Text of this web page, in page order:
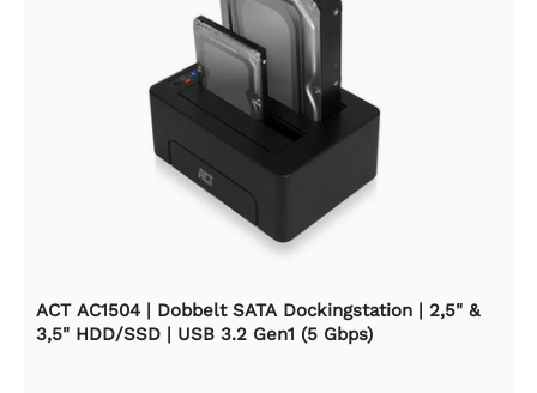
ACT AC1504 | Dobbelt SATA Dockingstation | 2,5" &
3,5" HDD/SSD | USB 3.2 Gen1 (5 Gbps)